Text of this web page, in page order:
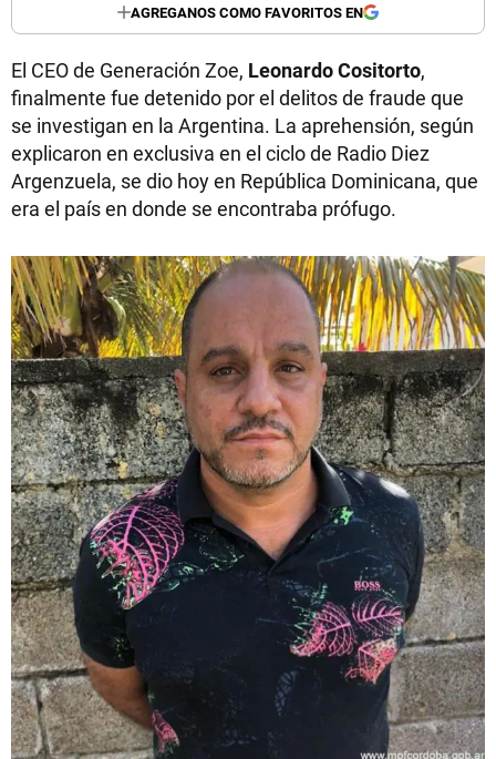
AGREGANOS COMO FAVORITOS EN
El CEO de Generación Zoe, Leonardo Cositorto,
finalmente fue detenido por el delitos de fraude que
se investigan en la Argentina. La aprehensión, según
explicaron en exclusiva en el ciclo de Radio Diez
Argenzuela, se dio hoy en República Dominicana, que
era el país en donde se encontraba prófugo.